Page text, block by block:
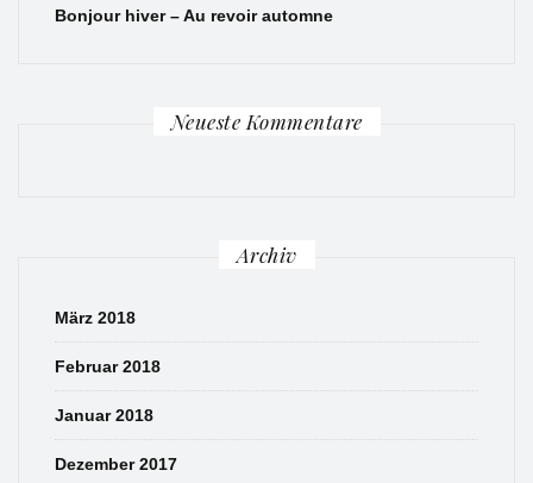
Bonjour hiver – Au revoir automne
Neueste Kommentare
Archiv
März 2018
Februar 2018
Januar 2018
Dezember 2017